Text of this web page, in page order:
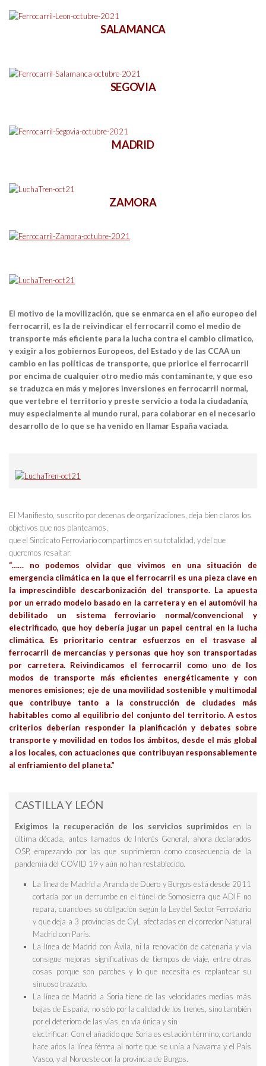
SALAMANCA
SEGOVIA
MADRID
ZAMORA
El motivo de la movilización, que se enmarca en el año europeo del
ferrocarril, es la de reivindicar el ferrocarril como el medio de
transporte más eficiente para la lucha contra el cambio climatico,
y exigir a los gobiernos Europeos, del Estado y de las CCAA un
cambio en las políticas de transporte, que priorice el ferrocarril
por encima de cualquier otro medio más contaminante, y que eso
se traduzca en más y mejores inversiones en ferrocarril normal,
que vertebre el territorio y preste servicio a toda la ciudadanía,
muy especialmente al mundo rural, para colaborar en el necesario
desarrollo de lo que se ha venido en llamar España vaciada.
El Manifiesto, suscrito por decenas de organizaciones, deja bien claros los
objetivos que nos planteamos,
que el Sindicato Ferroviario compartimos en su totalidad, y del que
queremos resaltar:
“…… no podemos olvidar que vivimos en una situación de
emergencia climática en la que el ferrocarril es una pieza clave en
la imprescindible descarbonización del transporte. La apuesta
por un errado modelo basado en la carretera y en el automóvil ha
debilitado un sistema ferroviario normal/convencional y
electrificado, que hoy debería jugar un papel central en la lucha
climática. Es prioritario centrar esfuerzos en el trasvase al
ferrocarril de mercancías y personas que hoy son transportadas
por carretera. Reivindicamos el ferrocarril como uno de los
modos de transporte más eficientes energéticamente y con
menores emisiones; eje de una movilidad sostenible y multimodal
que contribuye tanto a la construcción de ciudades más
habitables como al equilibrio del conjunto del territorio. A estos
criterios deberían responder la planificación y debates sobre
transporte y movilidad en todos los ámbitos, desde el más global
a los locales, con actuaciones que contribuyan responsablemente
al enfriamiento del planeta.”
CASTILLA Y LEÓN
Exigimos la recuperación de los servicios suprimidos en la
última década, antes llamados de Interés General, ahora declarados
OSP, empezando por las que suprimieron como consecuencia de la
pandemia del COVID 19 y aún no han restablecido.
La línea de Madrid a Aranda de Duero y Burgos estádesde 2011
cortada por un derrumbe en el túnel de Somosierra que ADIF no
repara, cuando es su obligación según la Ley del Sector Ferroviario
y que deja a 3 provincias de CyL afectadas en el corredor Natural
Madrid con París.
La línea de Madrid con Ávila, ni la renovación de catenaria y vía
consigue mejoras significativas de tiempos de viaje, entre otras
cosas porque son parches y lo que necesita es replantear su
sinuoso trazado.
La línea de Madrid a Soriatiene de las velocidades medias más
bajas de España, no sólo por la calidad de los trenes, sino también
por el deterioro de las vías, en vía única y sin
electrificar. Con el añadido que Soria es estación término, cortando
hace años la línea férrea al norte que se unía a Navarra y el País
Vasco, y al Noroeste con la provincia de Burgos.